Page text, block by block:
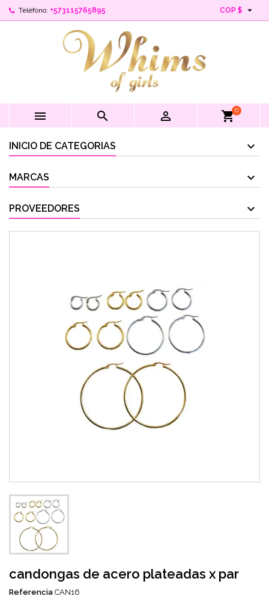
Teléfono: +573115765895 COP $ 
   shopping_cart0
INICIO DE CATEGORIAS
MARCAS
PROVEEDORES
candongas de acero plateadas x par
Referencia CAN16